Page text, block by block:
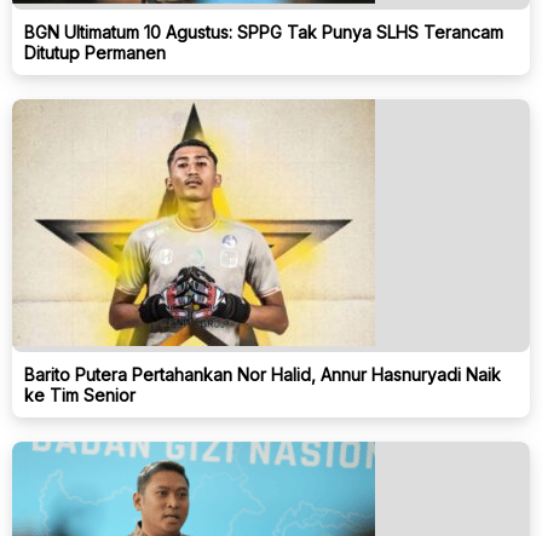
BGN Ultimatum 10 Agustus: SPPG Tak Punya SLHS Terancam
Ditutup Permanen
Barito Putera Pertahankan Nor Halid, Annur Hasnuryadi Naik
ke Tim Senior